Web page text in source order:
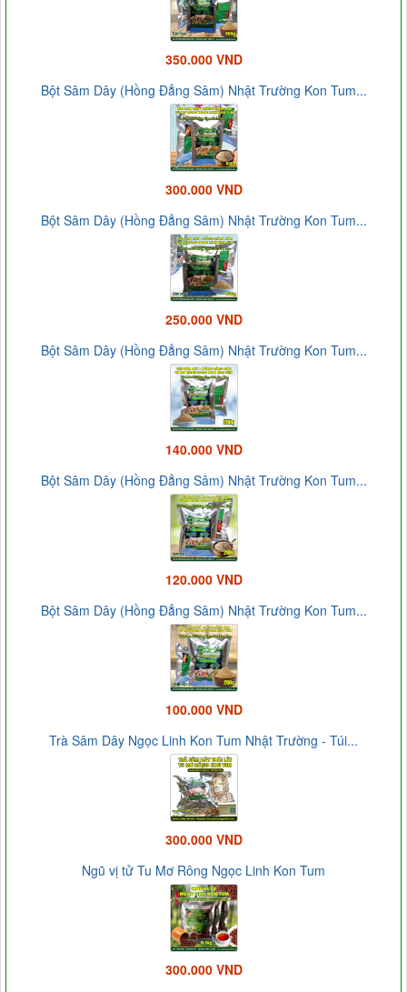
350.000 VND
Bột Sâm Dây (Hồng Đẳng Sâm) Nhật Trường Kon Tum...
300.000 VND
Bột Sâm Dây (Hồng Đẳng Sâm) Nhật Trường Kon Tum...
250.000 VND
Bột Sâm Dây (Hồng Đẳng Sâm) Nhật Trường Kon Tum...
140.000 VND
Bột Sâm Dây (Hồng Đẳng Sâm) Nhật Trường Kon Tum...
120.000 VND
Bột Sâm Dây (Hồng Đẳng Sâm) Nhật Trường Kon Tum...
100.000 VND
Trà Sâm Dây Ngọc Linh Kon Tum Nhật Trường - Túi...
300.000 VND
Ngũ vị tử Tu Mơ Rông Ngọc Linh Kon Tum
300.000 VND